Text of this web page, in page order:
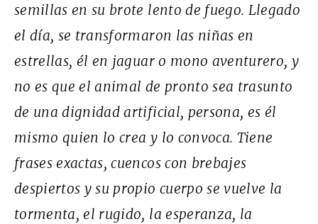
semillas en su brote lento de fuego. Llegado
el día, se transformaron las niñas en
estrellas, él en jaguar o mono aventurero, y
no es que el animal de pronto sea trasunto
de una dignidad artificial, persona, es él
mismo quien lo crea y lo convoca. Tiene
frases exactas, cuencos con brebajes
despiertos y su propio cuerpo se vuelve la
tormenta, el rugido, la esperanza, la